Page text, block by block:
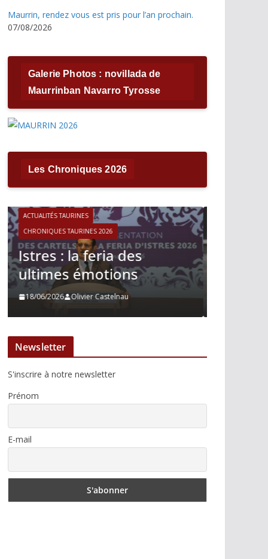
Maurrin, rendez vous est pris pour l’an prochain.
07/08/2026
Galerie Photos : novillada de
Maurrinban Navarro Tyrosse
Les Chroniques 2026
ACTUALITÉS TAURINES
CHRONIQUES TAURINES 2026
Víctor Hernández : le
courage immobile
13/06/2026 Tertulias
Newsletter
S'inscrire à notre newsletter
Prénom
E-mail